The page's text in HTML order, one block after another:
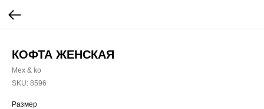
КОФТА ЖЕНСКАЯ
Mex & ko
SKU: 8596
Размер